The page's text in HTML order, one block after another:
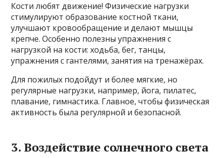
Кости любят движение! Физические нагрузки
стимулируют образование костной ткани,
улучшают кровообращение и делают мышцы
крепче. Особенно полезны упражнения с
нагрузкой на кости: ходьба, бег, танцы,
упражнения с гантелями, занятия на тренажёрах.
Для пожилых подойдут и более мягкие, но
регулярные нагрузки, например, йога, пилатес,
плавание, гимнастика. Главное, чтобы физическая
активность была регулярной и безопасной.
3. Воздействие солнечного света